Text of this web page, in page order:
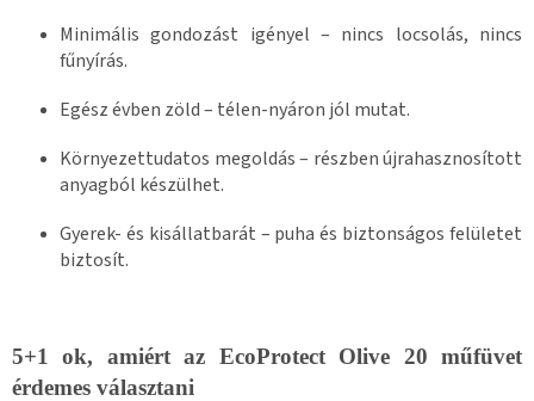
Minimális gondozást igényel – nincs locsolás, nincs
fűnyírás.
Egész évben zöld – télen-nyáron jól mutat.
Környezettudatos megoldás – részben újrahasznosított
anyagból készülhet.
Gyerek- és kisállatbarát – puha és biztonságos felületet
biztosít.
5+1 ok, amiért az EcoProtect Olive 20 műfüvet
érdemes választani